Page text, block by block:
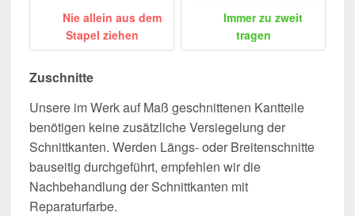
Nie allein aus dem
Stapel ziehen
Immer zu zweit
tragen
Zuschnitte
Unsere im Werk auf Maß geschnittenen Kantteile
benötigen keine zusätzliche Versiegelung der
Schnittkanten. Werden Längs- oder Breitenschnitte
bauseitig durchgeführt, empfehlen wir die
Nachbehandlung der Schnittkanten mit
Reparaturfarbe.